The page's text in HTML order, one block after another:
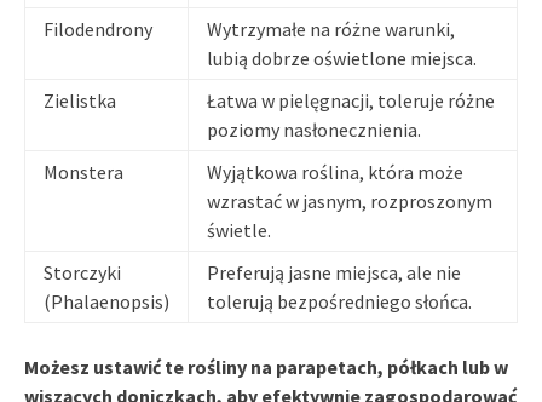
Filodendrony
Wytrzymałe na różne warunki,
lubią dobrze oświetlone miejsca.
Zielistka
Łatwa w pielęgnacji, toleruje różne
poziomy nasłonecznienia.
Monstera
Wyjątkowa roślina, która może
wzrastać w jasnym, rozproszonym
świetle.
Storczyki
(Phalaenopsis)
Preferują jasne miejsca, ale nie
tolerują bezpośredniego słońca.
Możesz ustawić te rośliny na parapetach, półkach lub w
wiszących doniczkach, aby efektywnie zagospodarować